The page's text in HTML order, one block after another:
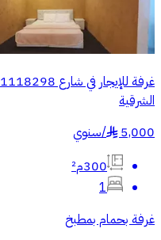
الشرقية
5,000
§
/سنوي
300م²
1
غرفة بحمام بمطبخ